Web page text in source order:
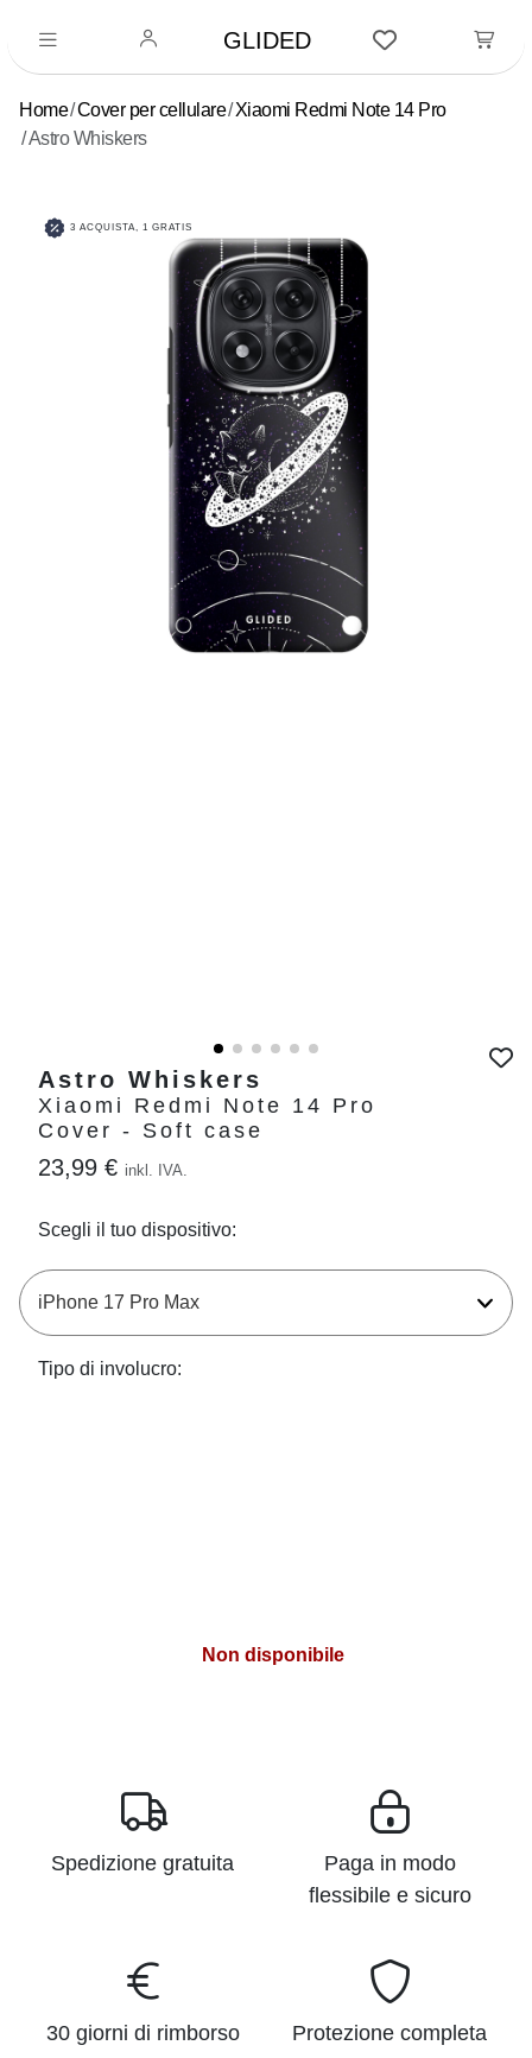
GLIDED
Home Cover per cellulare Xiaomi Redmi Note 14 Pro
Astro Whiskers
3 ACQUISTA, 1 GRATIS
Astro Whiskers
Xiaomi Redmi Note 14 Pro
Cover - Soft case
23,99 € inkl. IVA.
Scegli il tuo dispositivo:
Tipo di involucro:
Non disponibile
Spedizione gratuita
Paga in modo
flessibile e sicuro
30 giorni di rimborso Protezione completa